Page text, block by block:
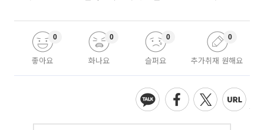
좋아요
0
화나요
0
슬퍼요
0
추가취재 원해요
0